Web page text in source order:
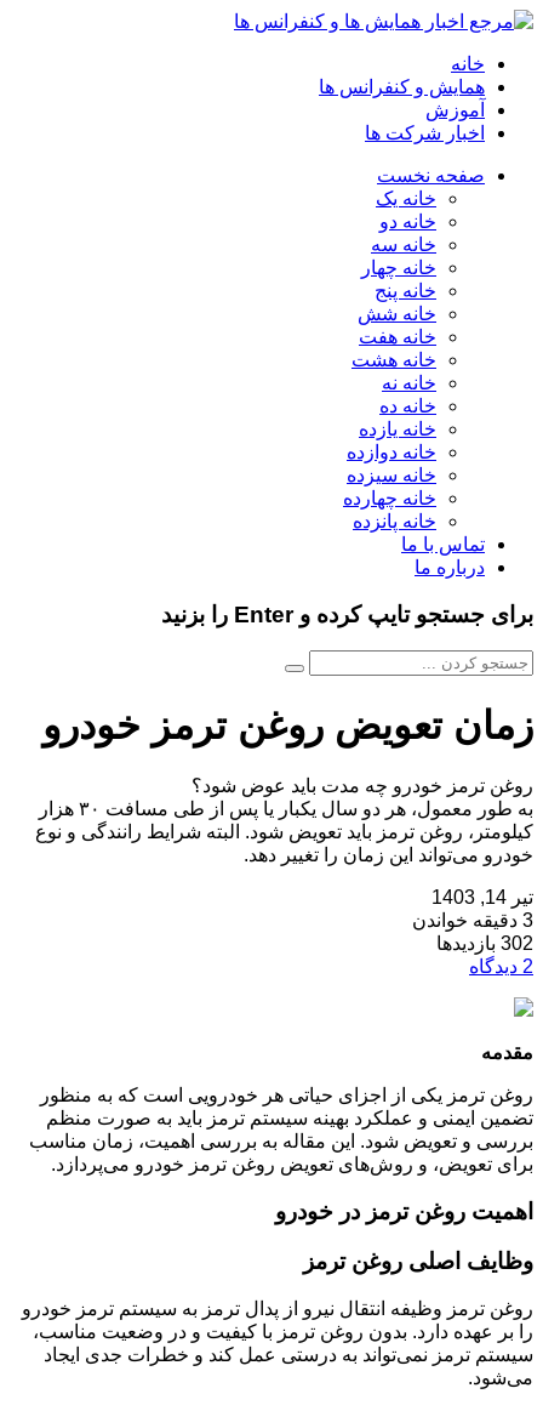
خانه
همایش و کنفرانس ها
آموزش
اخبار شرکت ها
صفحه نخست
خانه یک
خانه دو
خانه سه
خانه چهار
خانه پنج
خانه شش
خانه هفت
خانه هشت
خانه نه
خانه ده
خانه یازده
خانه دوازده
خانه سیزده
خانه چهارده
خانه پانزده
تماس با ما
درباره ما
برای جستجو تایپ کرده و Enter را بزنید
زمان تعویض روغن ترمز خودرو
روغن ترمز خودرو چه مدت باید عوض شود؟
به طور معمول، هر دو سال یکبار یا پس از طی مسافت ۳۰ هزار
کیلومتر، روغن ترمز باید تعویض شود. البته شرایط رانندگی و نوع
خودرو می‌تواند این زمان را تغییر دهد.
تیر 14, 1403
3 دقیقه خواندن
302 بازدیدها
2 دیدگاه
مقدمه
روغن ترمز یکی از اجزای حیاتی هر خودرویی است که به منظور
تضمین ایمنی و عملکرد بهینه سیستم ترمز باید به صورت منظم
بررسی و تعویض شود. این مقاله به بررسی اهمیت، زمان مناسب
برای تعویض، و روش‌های تعویض روغن ترمز خودرو می‌پردازد.
اهمیت روغن ترمز در خودرو
وظایف اصلی روغن ترمز
روغن ترمز وظیفه انتقال نیرو از پدال ترمز به سیستم ترمز خودرو
را بر عهده دارد. بدون روغن ترمز با کیفیت و در وضعیت مناسب،
سیستم ترمز نمی‌تواند به درستی عمل کند و خطرات جدی ایجاد
می‌شود.